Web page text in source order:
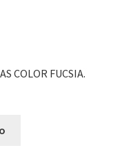
COLOR FUCSIA.